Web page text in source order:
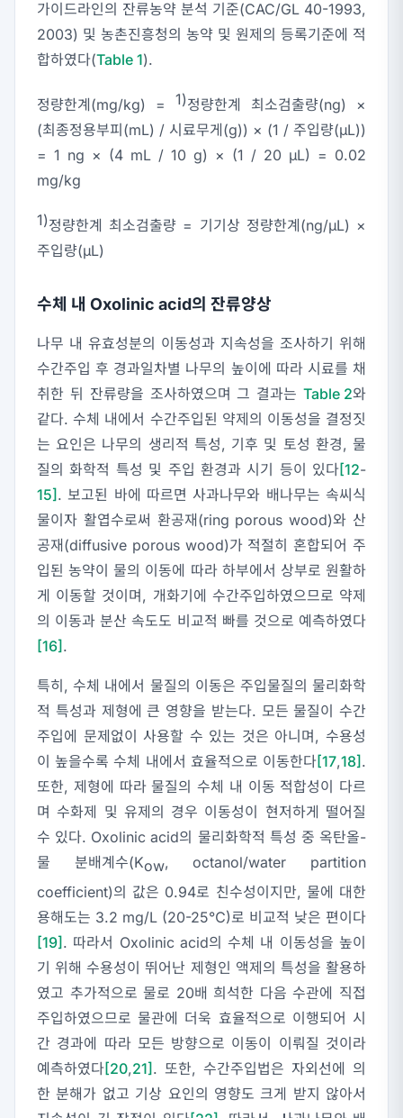
가이드라인의 잔류농약 분석 기준(CAC/GL 40-1993,
2003) 및 농촌진흥청의 농약 및 원제의 등록기준에 적
합하였다(Table 1).
정량한계(mg/kg) = 1)정량한계 최소검출량(ng) ×
(최종정용부피(mL) / 시료무게(g)) × (1 / 주입량(μL))
= 1 ng × (4 mL / 10 g) × (1 / 20 μL) = 0.02
mg/kg
1)정량한계 최소검출량 = 기기상 정량한계(ng/μL) ×
주입량(μL)
수체 내 Oxolinic acid의 잔류양상
나무 내 유효성분의 이동성과 지속성을 조사하기 위해
수간주입 후 경과일차별 나무의 높이에 따라 시료를 채
취한 뒤 잔류량을 조사하였으며 그 결과는 Table 2와
같다. 수체 내에서 수간주입된 약제의 이동성을 결정짓
는 요인은 나무의 생리적 특성, 기후 및 토성 환경, 물
질의 화학적 특성 및 주입 환경과 시기 등이 있다[12-
15] . 보고된 바에 따르면 사과나무와 배나무는 속씨식
물이자 활엽수로써 환공재(ring porous wood)와 산
공재(diffusive porous wood)가 적절히 혼합되어 주
입된 농약이 물의 이동에 따라 하부에서 상부로 원활하
게 이동할 것이며, 개화기에 수간주입하였으므로 약제
의 이동과 분산 속도도 비교적 빠를 것으로 예측하였다
[16] .
특히, 수체 내에서 물질의 이동은 주입물질의 물리화학
적 특성과 제형에 큰 영향을 받는다. 모든 물질이 수간
주입에 문제없이 사용할 수 있는 것은 아니며, 수용성
이 높을수록 수체 내에서 효율적으로 이동한다[17,18] .
또한, 제형에 따라 물질의 수체 내 이동 적합성이 다르
며 수화제 및 유제의 경우 이동성이 현저하게 떨어질
수 있다. Oxolinic acid의 물리화학적 특성 중 옥탄올-
물 분배계수(Kow, octanol/water partition
coefficient)의 값은 0.94로 친수성이지만, 물에 대한
용해도는 3.2 mg/L (20-25℃)로 비교적 낮은 편이다
[19]. 따라서 Oxolinic acid의 수체 내 이동성을 높이
기 위해 수용성이 뛰어난 제형인 액제의 특성을 활용하
였고 추가적으로 물로 20배 희석한 다음 수관에 직접
주입하였으므로 물관에 더욱 효율적으로 이행되어 시
간 경과에 따라 모든 방향으로 이동이 이뤄질 것이라
예측하였다[20,21]. 또한, 수간주입법은 자외선에 의
한 분해가 없고 기상 요인의 영향도 크게 받지 않아서